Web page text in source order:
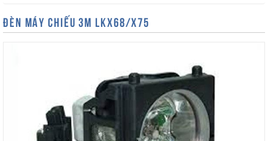
ĐÈN MÁY CHIẾU 3M LKX68/X75